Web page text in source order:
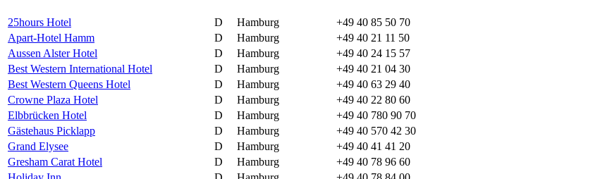
25hours Hotel D Hamburg
+49 40 85 50 70
Apart-Hotel Hamm
D Hamburg
+49 40 21 11 50
Aussen Alster Hotel
D Hamburg
+49 40 24 15 57
Best Western International Hotel
D Hamburg
+49 40 21 04 30
Best Western Queens Hotel
D Hamburg
+49 40 63 29 40
Crowne Plaza Hotel
D Hamburg
+49 40 22 80 60
Elbbrücken Hotel
D Hamburg
+49 40 780 90 70
Gästehaus Picklapp
D Hamburg
+49 40 570 42 30
Grand Elysee
D Hamburg
+49 40 41 41 20
Gresham Carat Hotel
D Hamburg
+49 40 78 96 60